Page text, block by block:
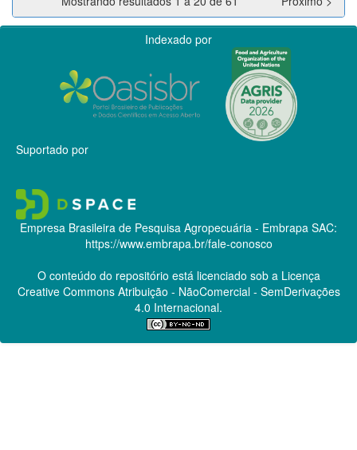
Indexado por
Suportado por
Empresa Brasileira de Pesquisa Agropecuária - Embrapa SAC:
https://www.embrapa.br/fale-conosco
O conteúdo do repositório está licenciado sob a Licença
Creative CommonsAtribuição - NãoComercial - SemDerivações
4.0 Internacional.